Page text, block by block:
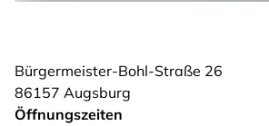
Bürgermeister-Bohl-Straße 26
86157 Augsburg
Öffnungszeiten